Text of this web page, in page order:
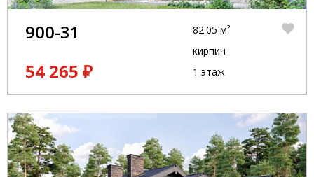
900-31
54 265 ₽
82.05 м²
кирпич
1 этаж